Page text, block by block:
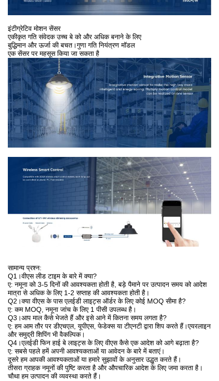
इंटीग्रेटिव मोशन सेंसर
एकीकृत गति संवेदक उच्च बे को और अधिक बनाने के लिए
बुद्धिमान और ऊर्जा की बचत।गुणा गति नियंत्रण मॉडल
एक सेंसर पर महसूस किया जा सकता है
सामान्य प्रश्न:
Q1।वीएस लीड टाइम के बारे में क्या?
ए: नमूना को 3-5 दिनों की आवश्यकता होती है, बड़े पैमाने पर उत्पादन समय को आदेश
मात्रा से अधिक के लिए 1-2 सप्ताह की आवश्यकता होती है।
Q2।क्या वीएस के पास एलईडी लाइट्स ऑर्डर के लिए कोई MOQ सीमा है?
ए: कम MOQ, नमूना जांच के लिए 1 पीसी उपलब्ध है।
Q3।आप माल कैसे भेजते हैं और इसे आने में कितना समय लगता है?
ए: हम आम तौर पर डीएचएल, यूपीएस, फेडेक्स या टीएनटी द्वारा शिप करते हैं।एयरलाइन
और समुद्री शिपिंग भी वैकल्पिक।
Q4।एलईडी फिन हाई बे लाइट्स के लिए वीएस कैसे एक आदेश को आगे बढ़ाता है?
ए: सबसे पहले हमें अपनी आवश्यकताओं या आवेदन के बारे में बताएं।
दूसरे हम आपकी आवश्यकताओं या हमारे सुझावों के अनुसार उद्धृत करते हैं।
तीसरा ग्राहक नमूनों की पुष्टि करता है और औपचारिक आदेश के लिए जमा करता है।
चौथा हम उत्पादन की व्यवस्था करते हैं।